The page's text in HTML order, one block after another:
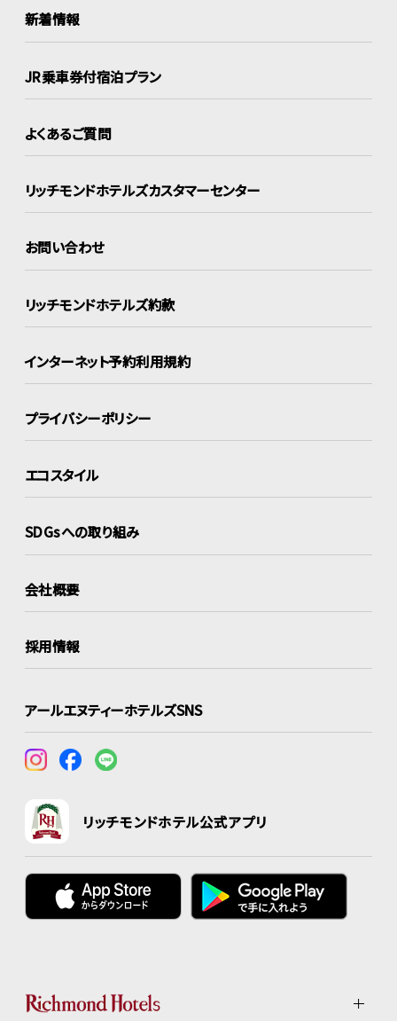
新着情報
JR乗車券付宿泊プラン
よくあるご質問
リッチモンドホテルズカスタマーセンター
お問い合わせ
リッチモンドホテルズ約款
インターネット予約利用規約
プライバシーポリシー
エコスタイル
SDGsへの取り組み
会社概要
採用情報
アールエヌティーホテルズSNS
リッチモンドホテル公式アプリ